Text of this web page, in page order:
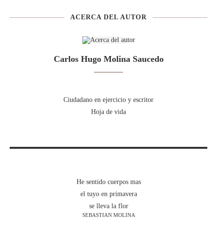
ACERCA DEL AUTOR
Carlos Hugo Molina Saucedo
Ciudadano en ejercicio y escritor
Hoja de vida
He sentido cuerpos mas
el tuyo en primavera
se lleva la flor
SEBASTIAN MOLINA